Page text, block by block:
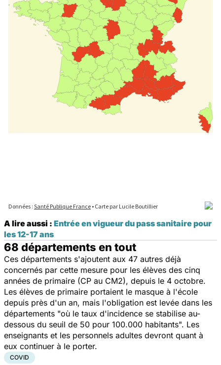
A lire aussi : Entrée en vigueur du pass sanitaire pour
les 12-17 ans
68 départements en tout
Ces départements s'ajoutent aux 47 autres déjà
concernés par cette mesure pour les élèves des cinq
années de primaire (CP au CM2), depuis le 4 octobre.
Les élèves de primaire portaient le masque à l'école
depuis près d'un an, mais l'obligation est levée dans les
départements "où le taux d'incidence se stabilise au-
dessous du seuil de 50 pour 100.000 habitants". Les
enseignants et les personnels adultes devront quant à
eux continuer à le porter.
COVID